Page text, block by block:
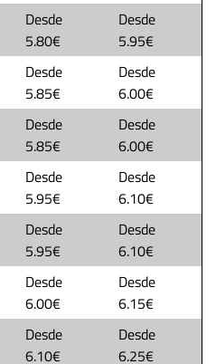
Desde
5.80€
Desde
5.95€
Desde
5.85€
Desde
6.00€
Desde
5.85€
Desde
6.00€
Desde
5.95€
Desde
6.10€
Desde
5.95€
Desde
6.10€
Desde
6.00€
Desde
6.15€
Desde
6.10€
Desde
6.25€